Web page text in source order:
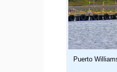
Puerto